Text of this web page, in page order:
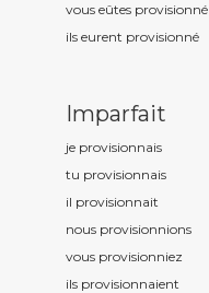
vous eûtes provisionné
ils eurent provisionné
Imparfait
je provisionnais
tu provisionnais
il provisionnait
nous provisionnions
vous provisionniez
ils provisionnaient